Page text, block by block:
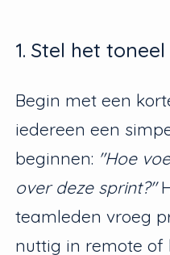
1. Stel het
Begin met een
iedereen een
beginnen: "Hoe
over deze sprint?"
teamleden vroeg
nuttig in remote of